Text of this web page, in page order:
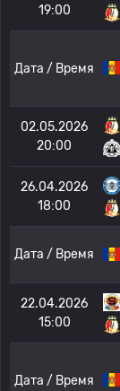
19:00
Дата / Время
02.05.2026
20:00
26.04.2026
18:00
Дата / Время
22.04.2026
15:00
Дата / Время